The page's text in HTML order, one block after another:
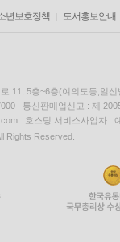
년보호정책 도서홍보안내
11, 5층~6층(여의도동,일신
통신판매업신고 : 제
호스팅 서비스사업자 :
Rights Reserved.